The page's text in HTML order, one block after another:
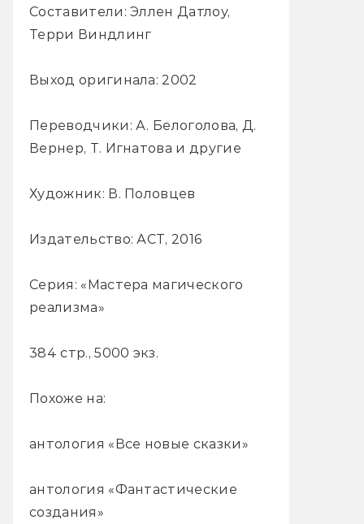
Составители: Эллен Датлоу,
Терри Виндлинг
Выход оригинала: 2002
Переводчики: А. Белоголова, Д.
Вернер, Т. Игнатова и другие
Художник: В. Половцев
Издательство: АСТ, 2016
Серия: «Мастера магического
реализма»
384 стр., 5000 экз.
Похоже на:
антология «Все новые сказки»
антология «Фантастические
создания»